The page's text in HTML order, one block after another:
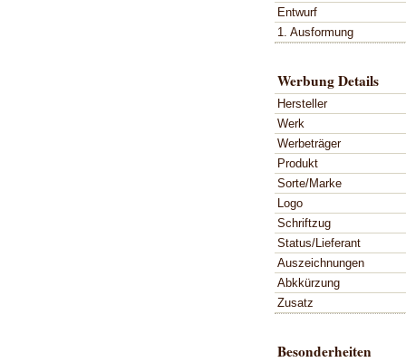
Entwurf
1. Ausformung
Werbung Details
Hersteller
Werk
Werbeträger
Produkt
Sorte/Marke
Logo
Schriftzug
Status/Lieferant
Auszeichnungen
Abkkürzung
Zusatz
Besonderheiten